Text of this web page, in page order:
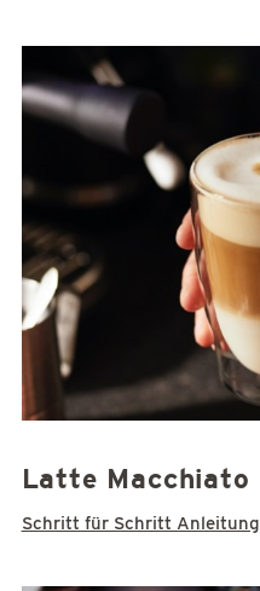
Latte Macchiato
Schritt für Schritt Anleitung